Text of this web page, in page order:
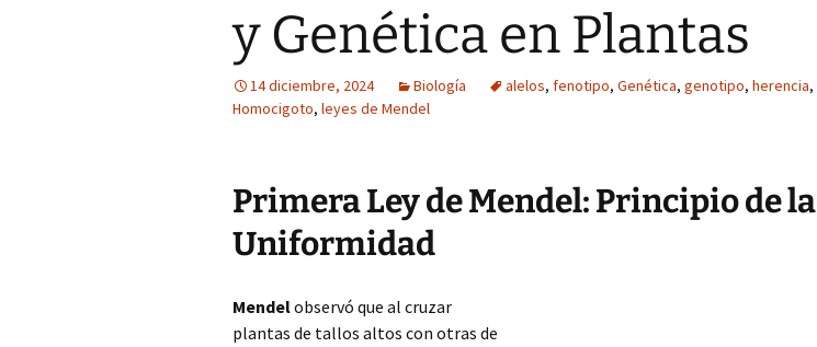
y Genética en Plantas
14 diciembre, 2024 Biología alelos, fenotipo, Genética, genotipo, herencia,
Homocigoto, leyes de Mendel
Primera Ley de Mendel: Principio de la
Uniformidad
Mendelobservó que al cruzar
plantas de tallos altos con otras de